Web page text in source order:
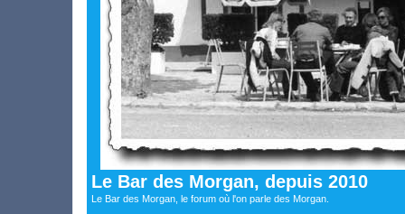
Le Bar des Morgan, depuis 2010
Le Bar des Morgan, le forum où l'on parle des Morgan.